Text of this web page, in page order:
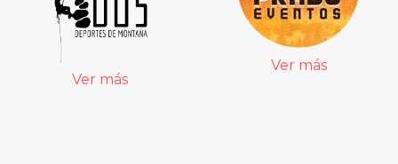
Ver más
Ver más